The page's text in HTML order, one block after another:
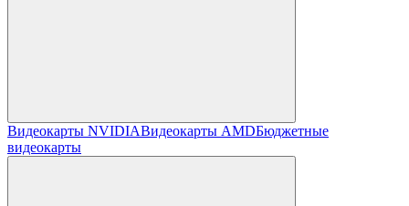
Видеокарты NVIDIAВидеокарты AMDБюджетные
видеокарты